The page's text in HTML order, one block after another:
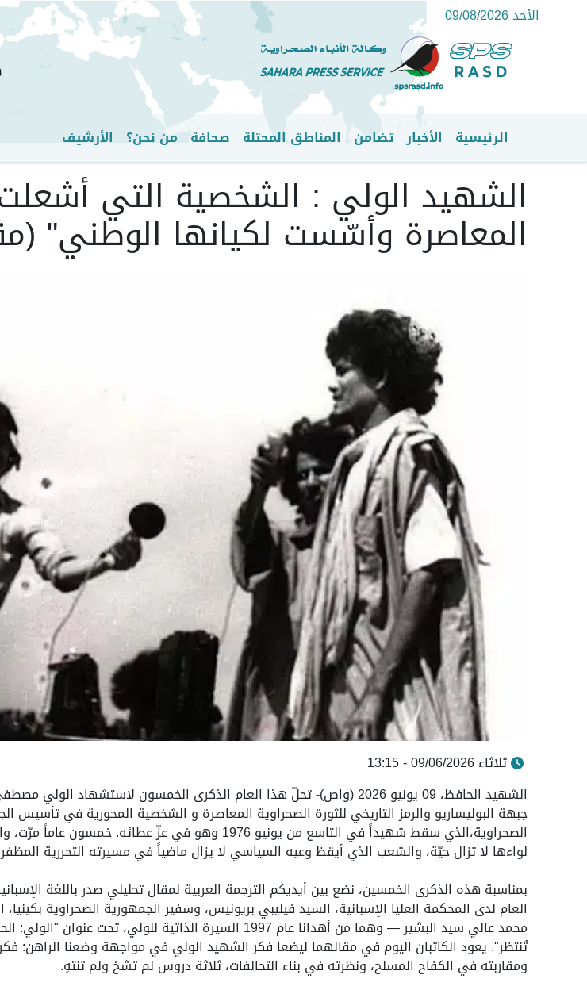
تجاوز
إلى
المحتوى
الرئيسي
الأحد 09/08/2026
القائمة الرئيسية
الرئيسية الأخبار تضامن المناطق المحتلة صحافة من نحن؟ الأرشيف
الشهيد الولي : الشخصية التي أشعلت
المعاصرة وأسّست لكيانها الوطني"
ثلاثاء 09/06/2026 - 13:15
الشهيد الحافظ، 09 يونيو 2026 (واص)- تحلّ هذا العام الذكرى الخمسون لاستشهاد
جبهة البوليساريو والرمز التاريخي للثورة الصحراوية المعاصرة و الشخصية المحورية في تأسيس
الصحراوية،الذي سقط شهيداً في التاسع من يونيو 1976 وهو في عزّ عطائه.
لواءها لا تزال حيّة، والشعب الذي أيقظ وعيه السياسي لا يزال ماضياً في مسيرته التحررية
بمناسبة هذه الذكرى الخمسين، نضع بين أيديكم الترجمة العربية لمقال تحليلي صدر باللغة
العام لدى المحكمة العليا الإسبانية، السيد فيليبي بريونيس، وسفير الجمهورية الصحراوية
محمد عالي سيد البشير — وهما من أهدانا عام 1997 السيرة الذاتية للولي، تحت
تُنتظر". يعود الكاتبان اليوم في مقالهما ليضعا فكر الشهيد الولي في مواجهة وضعنا الراهن:
ومقاربته في الكفاح المسلح، ونظرته في بناء التحالفات، ثلاثة دروس لم تشخ ولم تنتهِ.